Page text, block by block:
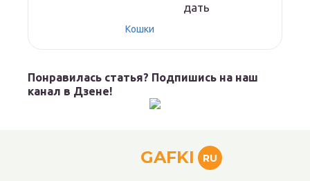
дать
Кошки
Понравилась статья? Подпишись на наш
канал в Дзене!
GAFKI RU